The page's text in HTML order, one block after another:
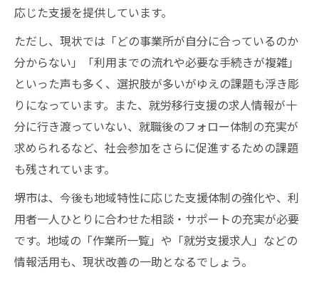
堺市の福祉的就労 支援事業の活用ポイント
堺市で福祉的就労支援事業を賢く活用する
方法
福祉的就労事業所を選ぶときの注意点とコ
ツ
支援事業の違いを知って自分に合った選択
を
福祉的就労支援で得られるサポート内容の
解説
堺市の作業所一覧から見る福祉的就労の特
徴
自分に合った就労支援を見極めるコツ
応じた支援を提供しています。
ただし、現状では「どの事業所が自分に合っているのか
分からない」「利用までの流れや必要な手続きが複雑」
といった声も多く、選択肢が多いがゆえの課題も浮き彫
りになっています。また、就労移行支援の求人情報が十
分に行き渡っていない、就職後のフォロー体制の充実が
求められるなど、社会参加をさらに促進するための課題
も残されています。
堺市は、今後も地域特性に応じた支援体制の強化や、利
用者一人ひとりに合わせた相談・サポートの充実が必要
です。地域の「作業所一覧」や「就労支援求人」などの
情報活用も、現状改善の一助となるでしょう。